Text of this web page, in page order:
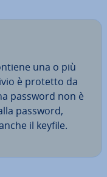
una o più
è protetto da
password non è
password,
il keyfile.